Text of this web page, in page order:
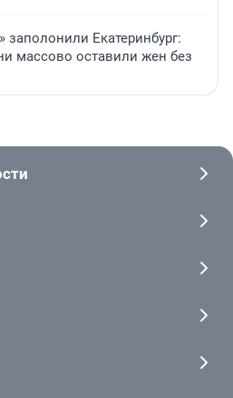
заполонили Екатеринбург:
массово оставили жен без